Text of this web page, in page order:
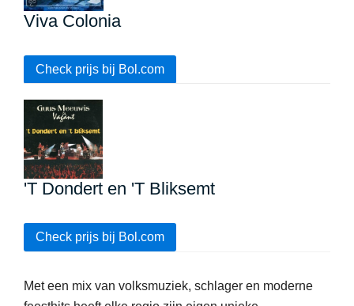
Viva Colonia
Check prijs bij Bol.com
'T Dondert en 'T Bliksemt
Check prijs bij Bol.com
Met een mix van volksmuziek, schlager en moderne